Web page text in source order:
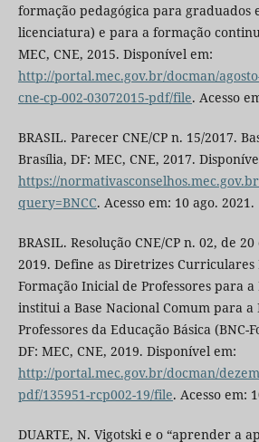
formação pedagógica para graduados
licenciatura) e para a formação
MEC, CNE, 2015. Disponível em:
http://portal.mec.gov.br/docman/
cne-cp-002-03072015-pdf/file. Acesso
BRASIL. Parecer CNE/CP n. 15/2017.
Brasília, DF: MEC, CNE, 2017.
https://
query=BNCC. Acesso em: 10 ago. 2021.
BRASIL. Resolução CNE/CP n. 02, de
2019. Define as Diretrizes Curriculares
Formação Inicial de Professores para a
institui a Base Nacional Comum para a
Professores da Educação Básica (BNC-
DF: MEC, CNE, 2019. Disponível em:
http://portal.mec.gov.br/docman/
pdf/135951-rcp002-19/file. Acesso em:
DUARTE, N. Vigotski e o “aprender a